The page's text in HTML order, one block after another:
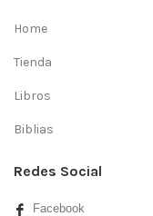
Home
Tienda
Libros
Biblias
Redes Social
Facebook